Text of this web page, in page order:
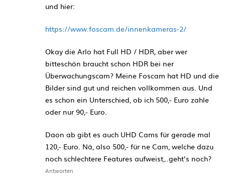
und hier:
https://www.foscam.de/innenkameras-2/
Okay die Arlo hat Full HD / HDR, aber wer
bitteschön braucht schon HDR bei ner
Überwachungscam? Meine Foscam hat HD und die
Bilder sind gut und reichen vollkommen aus. Und
es schon ein Unterschied, ob ich 500,- Euro zahle
oder nur 90,- Euro.
Daon ab gibt es auch UHD Cams für gerade mal
120,- Euro. Nä, also 500,- für ne Cam, welche dazu
noch schlechtere Features aufweist,..geht’s noch?
Antworten